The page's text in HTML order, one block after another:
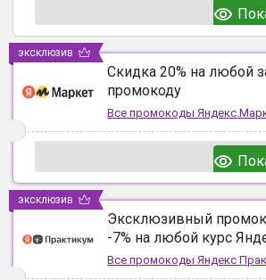
Скидка 20% на любой
промокоду
Все промокоды
эксклюзив
Эксклюзивный
-7% на любой курс
Все промокоды Яндекс
эксклюзив